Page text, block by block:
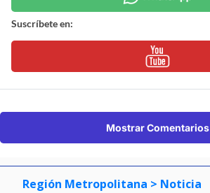
Suscríbete en:
Mostrar Comentarios
Región Metropolitana > Noticia